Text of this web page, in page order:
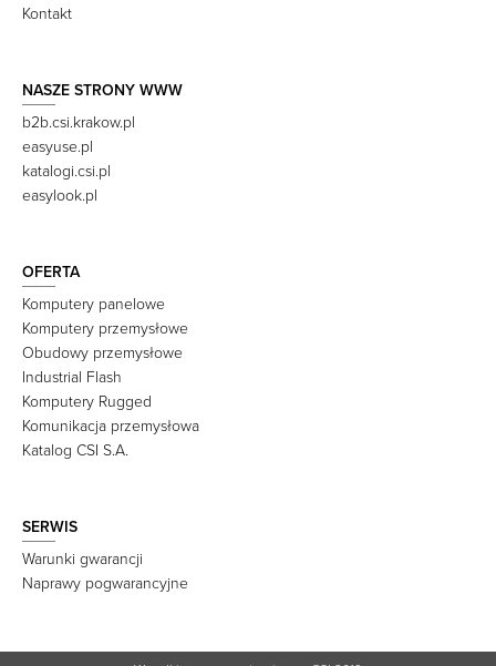
Kontakt
NASZE STRONY WWW
b2b.csi.krakow.pl
easyuse.pl
katalogi.csi.pl
easylook.pl
OFERTA
Komputery panelowe
Komputery przemysłowe
Obudowy przemysłowe
Industrial Flash
Komputery Rugged
Komunikacja przemysłowa
Katalog CSI S.A.
SERWIS
Warunki gwarancji
Naprawy pogwarancyjne